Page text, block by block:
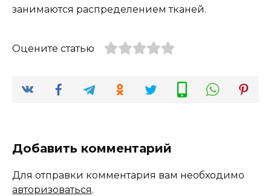
занимаются распределением тканей.
Оцените статью
Добавить комментарий
Для отправки комментария вам необходимо
авторизоваться.